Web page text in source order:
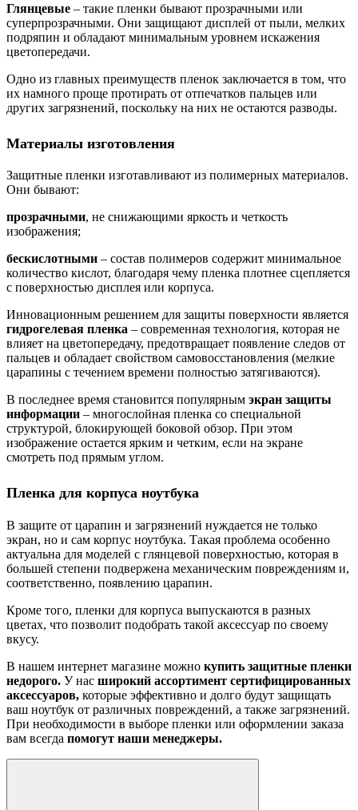
Глянцевые – такие пленки бывают прозрачными или
суперпрозрачными. Они защищают дисплей от пыли, мелких
подряпин и обладают минимальным уровнем искажения
цветопередачи.
Одно из главных преимуществ пленок заключается в том, что
их намного проще протирать от отпечатков пальцев или
других загрязнений, поскольку на них не остаются разводы.
Материалы изготовления
Защитные пленки изготавливают из полимерных материалов.
Они бывают:
прозрачными, не снижающими яркость и четкость
изображения;
бескислотными – состав полимеров содержит минимальное
количество кислот, благодаря чему пленка плотнее сцепляется
с поверхностью дисплея или корпуса.
Инновационным решением для защиты поверхности является
гидрогелевая пленка – современная технология, которая не
влияет на цветопередачу, предотвращает появление следов от
пальцев и обладает свойством самовосстановления (мелкие
царапины с течением времени полностью затягиваются).
В последнее время становится популярным экран защиты
информации – многослойная пленка со специальной
структурой, блокирующей боковой обзор. При этом
изображение остается ярким и четким, если на экране
смотреть под прямым углом.
Пленка для корпуса ноутбука
В защите от царапин и загрязнений нуждается не только
экран, но и сам корпус ноутбука. Такая проблема особенно
актуальна для моделей с глянцевой поверхностью, которая в
большей степени подвержена механическим повреждениям и,
соответственно, появлению царапин.
Кроме того, пленки для корпуса выпускаются в разных
цветах, что позволит подобрать такой аксессуар по своему
вкусу.
В нашем интернет магазине можно купить защитные пленки
недорого. У нас широкий ассортимент сертифицированных
аксессуаров, которые эффективно и долго будут защищать
ваш ноутбук от различных повреждений, а также загрязнений.
При необходимости в выборе пленки или оформлении заказа
вам всегда помогут наши менеджеры.